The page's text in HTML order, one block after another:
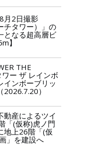
月2日撮影
チタワー）」の
となる超高層ビ
】
THE
ー ザ レインボ
インボーブリッ
）
動産によるツイ
「(仮称)虎ノ門
地上26階「(仮
」を建設へ